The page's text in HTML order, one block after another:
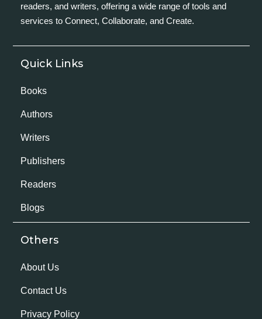
readers, and writers, offering a wide range of tools and
services to Connect, Collaborate, and Create.
Quick Links
Books
Authors
Writers
Publishers
Readers
Blogs
Others
About Us
Contact Us
Privacy Policy